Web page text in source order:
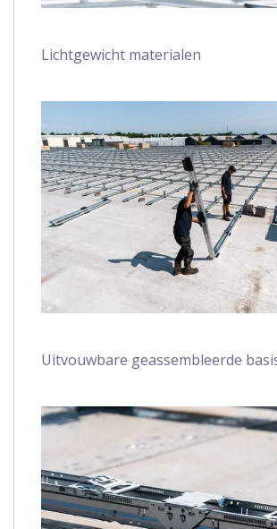
Lichtgewicht materialen
Uitvouwbare geassembleerde